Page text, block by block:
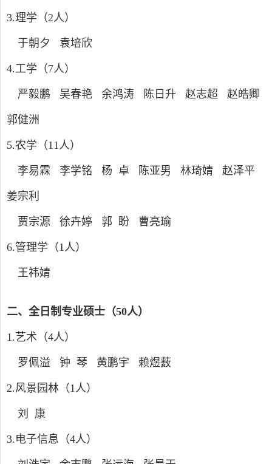
3.理学（2人）
于朝夕 袁培欣
4.工学（7人）
严毅鹏 吴春艳 余鸿涛 陈日升 赵志超 赵皓卿
郭健洲
5.农学（11人）
李易霖 李学铭 杨 卓 陈亚男 林琦婧 赵泽平
姜宗利
贾宗源 徐卉婷 郭 盼 曹亮瑜
6.管理学（1人）
王祎婧
二、全日制专业硕士（50人）
1.艺术（4人）
罗佩溢 钟 琴 黄鹏宇 赖煜薮
2.风景园林（1人）
刘 康
3.电子信息（4人）